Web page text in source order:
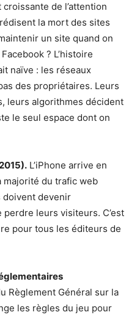
de l’attention
la mort des sites
un site quand on
? L’histoire
naïve : les réseaux
des propriétaires. Leurs
leurs algorithmes décident
le seul espace dont on
L’iPhone arrive en
majorité du trafic web
doivent devenir
leurs visiteurs. C’est
pour tous les éditeurs de
Règlement Général sur la
les règles du jeu pour